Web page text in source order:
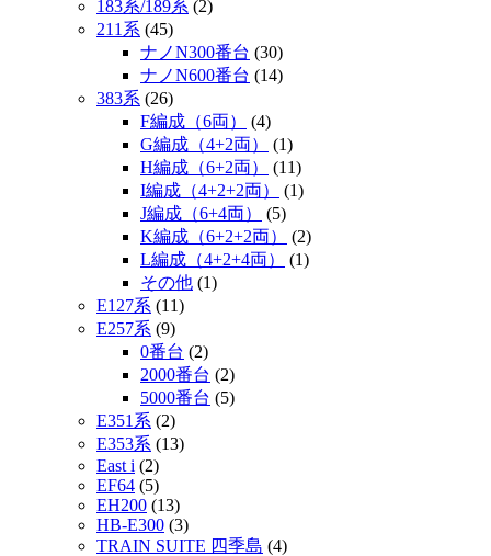
183系/189系 (2)
211系 (45)
ナノN300番台 (30)
ナノN600番台 (14)
383系 (26)
F編成（6両）
(4)
G編成（4+2両）
(1)
H編成（6+2両）
(11)
I編成（4+2+2両）
(1)
J編成（6+4両）
(5)
K編成（6+2+2両）
(2)
L編成（4+2+4両）
(1)
その他 (1)
E127系 (11)
E257系 (9)
0番台 (2)
2000番台 (2)
5000番台 (5)
E351系 (2)
E353系 (13)
East i (2)
EF64 (5)
EH200 (13)
HB-E300 (3)
TRAIN SUITE 四季島 (4)